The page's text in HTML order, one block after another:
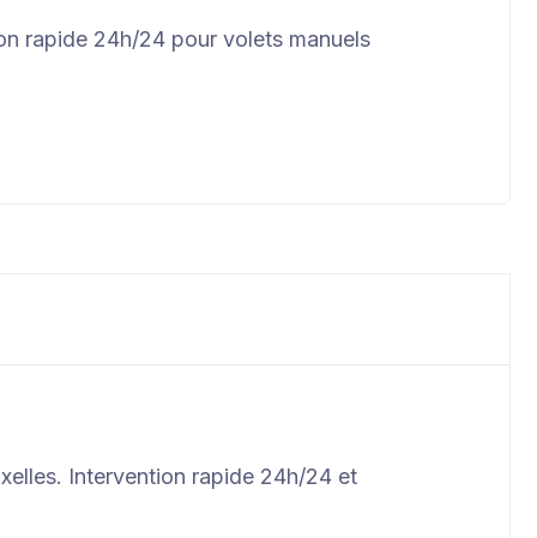
rapide 24h/24 pour volets manuels
Intervention rapide 24h/24 et